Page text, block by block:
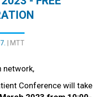
MTT
network,
Conference will take